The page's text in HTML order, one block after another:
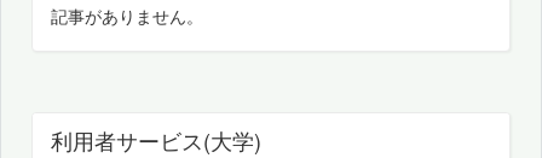
記事がありません。
利用者サービス(大学)